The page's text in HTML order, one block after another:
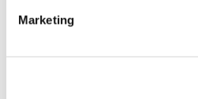
Marketing
Dr. Implant Dentist
Dr. Christian Morales Clinic
Kamol Cosmetic Hospital